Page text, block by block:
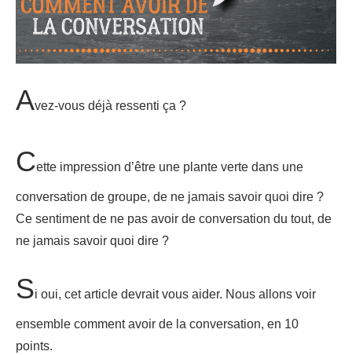
Avez-vous déjà ressenti ça ?
Cette impression d’être une plante verte dans une
conversation de groupe, de ne jamais savoir quoi dire ?
Ce sentiment de ne pas avoir de conversation du tout, de
ne jamais savoir quoi dire ?
Si oui, cet article devrait vous aider. Nous allons voir
ensemble comment avoir de la conversation, en 10
points.